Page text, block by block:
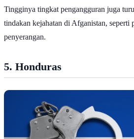
Tingginya tingkat pengangguran juga
tindakan kejahatan di Afganistan, seperti
penyerangan.
5. Honduras